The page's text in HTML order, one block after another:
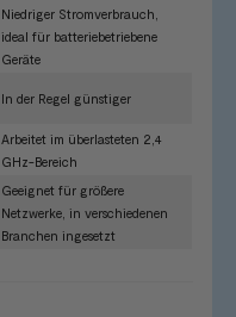
Niedriger Stromverbrauch,
ideal für batteriebetriebene
Geräte
In der Regel günstiger
Arbeitet im überlasteten 2,4
GHz-Bereich
Geeignet für größere
Netzwerke, in verschiedenen
Branchen ingesetzt